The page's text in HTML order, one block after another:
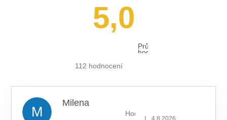
5,0
Průměrné
hodnocení
112 hodnocení
M
Milena
Hodnocení obchodu je 5 z 5
4.8.2026